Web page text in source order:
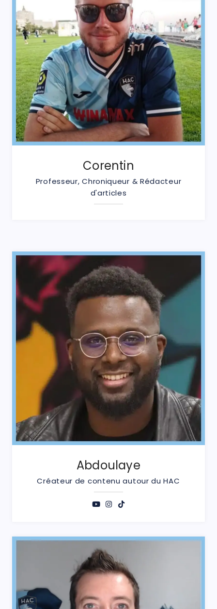
Corentin
Professeur, Chroniqueur & Rédacteur
d'articles
Abdoulaye
Créateur de contenu autour du HAC